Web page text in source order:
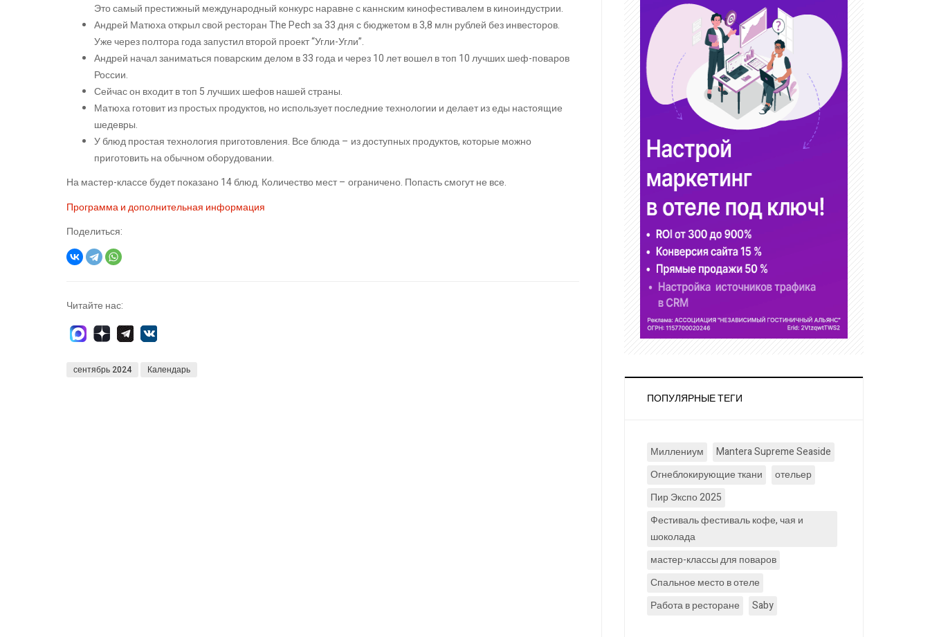
Это самый престижный международный конкурс наравне с каннским кинофестивалем в киноиндустрии.
Андрей Матюха открыл свой ресторан The Pech за 33 дня с бюджетом в 3,8 млн рублей без инвесторов.
Уже через полтора года запустил второй проект “Угли-Угли”.
Андрей начал заниматься поварским делом в 33 года и через 10 лет вошел в топ 10 лучших шеф-поваров
России.
Сейчас он входит в топ 5 лучших шефов нашей страны.
Матюха готовит из простых продуктов, но использует последние технологии и делает из еды настоящие
шедевры.
У блюд простая технология приготовления. Все блюда – из доступных продуктов, которые можно
приготовить на обычном оборудовании.
На мастер-классе будет показано 14 блюд. Количество мест – ограничено. Попасть смогут не все.
Программа и дополнительная информация
Поделиться:
Читайте нас:
сентябрь 2024 Календарь
ПОПУЛЯРНЫЕ ТЕГИ
Миллениум
Mantera Supreme Seaside
Огнеблокирующие ткани
отельер
Пир Экспо 2025
Фестиваль фестиваль кофе, чая и
шоколада
мастер-классы для поваров
Спальное место в отеле
Работа в ресторане
Saby